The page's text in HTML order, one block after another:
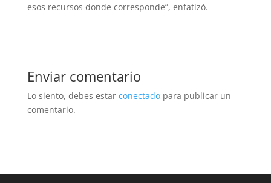
esos recursos donde corresponde”, enfatizó.
Enviar comentario
Lo siento, debes estar conectadopara publicar un
comentario.